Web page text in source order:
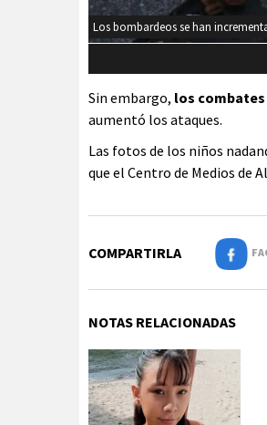
Los bombardeos se han
Sin embargo, los
aumentó los ataques.
Las fotos de los niños
que el Centro de Medios de
COMPARTIRLA
NOTAS RELACIONADAS